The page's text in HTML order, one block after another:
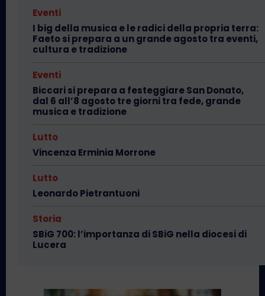
Eventi
I big della musica e le radici della propria terra:
Faeto si prepara a un grande agosto tra eventi,
cultura e tradizione
Eventi
Biccari si prepara a festeggiare San Donato,
dal 6 all’8 agosto tre giorni tra fede, grande
musica e tradizione
Lutto
Vincenza Erminia Morrone
Lutto
Leonardo Pietrantuoni
Storia
SBiG 700: l’importanza di SBiG nella diocesi di
Lucera